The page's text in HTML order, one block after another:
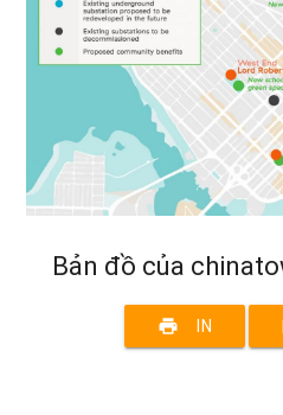
Bản đồ của
print IN